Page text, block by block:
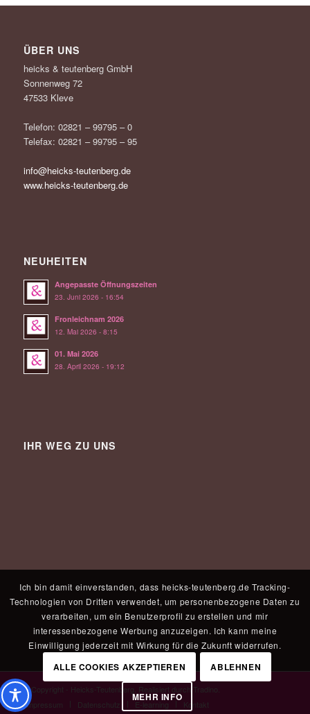
ÜBER UNS
heicks & teutenberg GmbH
Sonnenweg 72
47533 Kleve
Telefon: 02821 – 99795 – 0
Telefax: 02821 – 99795 – 95
info@heicks-teutenberg.de
www.heicks-teutenberg.de
NEUHEITEN
Angepasste Öffnungszeiten
23. Juni 2026 - 16:54
Fronleichnam 2026
12. Mai 2026 - 8:15
01. Mai 2026
28. April 2026 - 19:12
IHR WEG ZU UNS
© Copyright - Heicks-Teutenberg. Realisiert durch Tradino
Impressum
Datenschutz E-learning Kontakt
Ich bin damit einverstanden, dass heicks-teutenberg.de Tracking-
Technologien von Dritten verwendet, um personenbezogene Daten zu
verarbeiten, um ein Benutzerprofil zu erstellen und mir
interessenbezogene Werbung anzuzeigen. Ich kann meine
Einwilligung jederzeit mit Wirkung für die Zukunft widerrufen.
ALLE COOKIES AKZEPTIEREN ABLEHNEN
MEHR INFO